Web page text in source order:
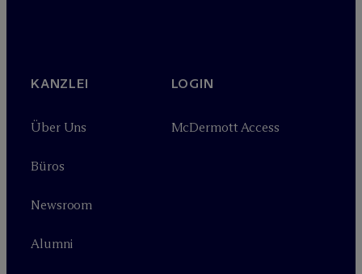
KANZLEI
Über Uns
Büros
Newsroom
Alumni
LOGIN
McDermott Access